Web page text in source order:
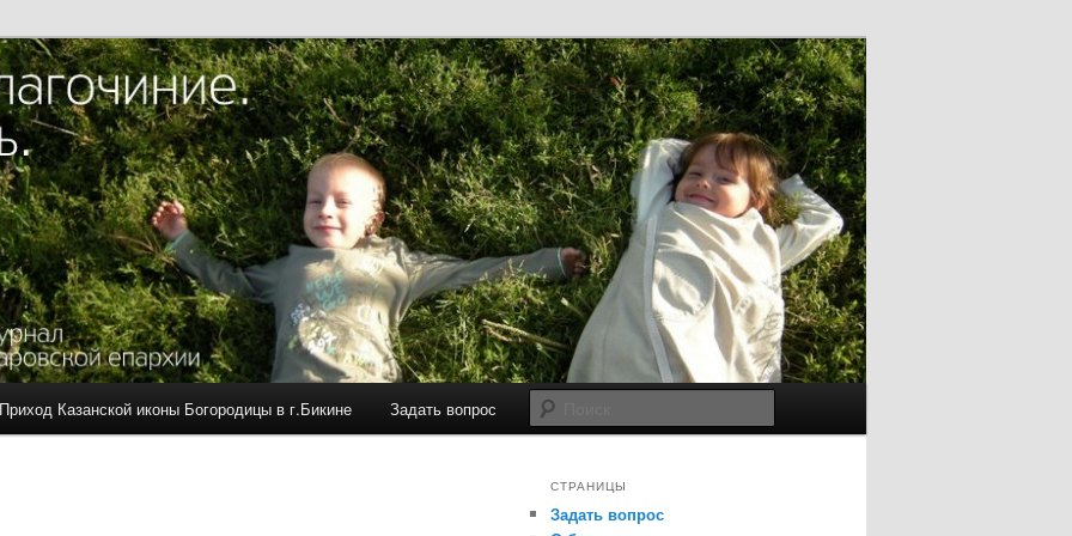
Просто жизнь.
Хабаровской епархии
Приход Казанской иконы Богородицы в г.Бикине Задать вопрос
СТРАНИЦЫ
Задать вопрос